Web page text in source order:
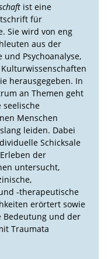
ist eine
für
Sie wird von eng
aus der
und Psychoanalyse,
herausgegeben. In
an Themen geht
seelische
Menschen
leiden. Dabei
Schicksale
der
untersucht,
-therapeutische
erörtert sowie
Bedeutung und der
Traumata